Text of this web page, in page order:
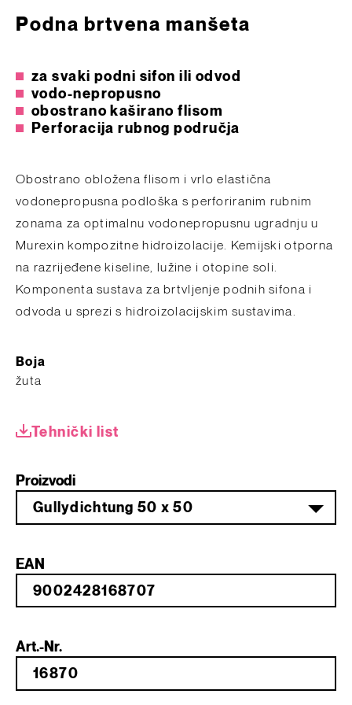
Podna brtvena manšeta
za svaki podni sifon ili odvod
vodo-nepropusno
obostrano kaširano flisom
Perforacija rubnog područja
Obostrano obložena flisom i vrlo elastična
vodonepropusna podloška s perforiranim rubnim
zonama za optimalnu vodonepropusnu ugradnju u
Murexin kompozitne hidroizolacije. Kemijski otporna
na razrijeđene kiseline, lužine i otopine soli.
Komponenta sustava za brtvljenje podnih sifona i
odvoda u sprezi s hidroizolacijskim sustavima.
Boja
žuta
Tehnički list
Proizvodi
Gullydichtung 50 x 50
EAN
Art.-Nr.